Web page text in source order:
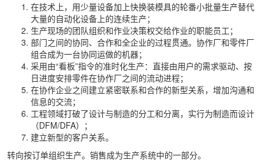
在技术上，用少量设备加上快换装模具的轮番小批量生产替代
大量的自动化设备上的连续生产；
生产现场的团队组织和作业决策权交给作业的职能员工；
部门之间的协同、合作和全企业的过程贯通。协作厂和零件厂
组合成为一台协同运做的机器；
采用由“看板”指令的准时化生产：直接由用户的需求驱动、按
日进度安排零件在协作厂之间的流动进程；
在协作企业之间建立紧密联系和合作的新型关系，增加沟通和
信息的交流；
工程领域打破了设计与制造的分工和分离，实行为制造而设计
（DFM/DFA）；
建立新型的客户关系。
转向按订单组织生产。销售成为生产系统中的一部分。